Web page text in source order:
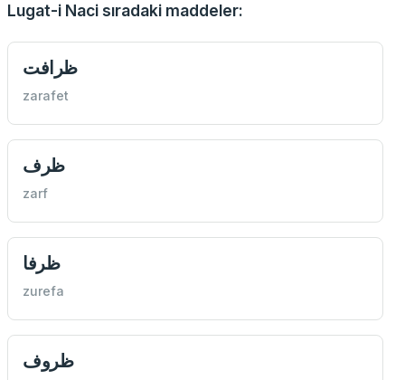
Lugat-i Naci sıradaki maddeler:
ظرافت
zarafet
ظرف
zarf
ظرفا
zurefa
ظروف